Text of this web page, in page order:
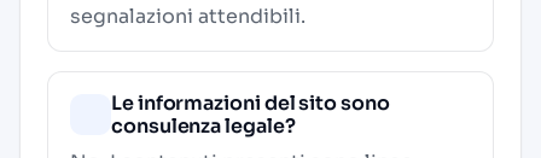
segnalazioni attendibili.
Le informazioni del sito sono
consulenza legale?